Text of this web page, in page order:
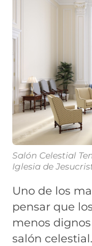
Salón Celestial
Iglesia de
Uno de los
pensar que
menos
salón celestial.